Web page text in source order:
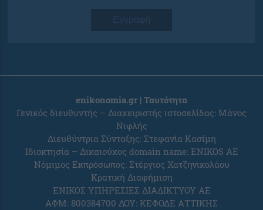
Εγγραφή
enikonomia.gr | Ταυτότητα
Γενικός διευθυντής – Διαχειριστής ιστοσελίδας: Μάνος
Νιφλής
Διευθύντρια Σύνταξης: Στεφανία Κασίμη
Ιδιοκτησία – Δικαιούχος domain name: ENIKOS AE
Νόμιμος Εκπρόσωπος: Στέργιος Χατζηνικολάου
Κρατική Διαφήμιση
ΕΝΙΚΟΣ ΥΠΗΡΕΣΙΕΣ ΔΙΑΔΙΚΤΥΟΥ ΑΕ
ΑΦΜ: 800384700 ΔΟΥ: ΚΕΦΟΔΕ ΑΤΤΙΚΗΣ